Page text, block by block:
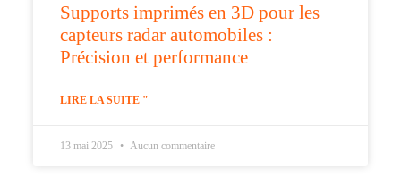
Supports imprimés en 3D pour les
capteurs radar automobiles :
Précision et performance
LIRE LA SUITE "
13 mai 2025 Aucun commentaire